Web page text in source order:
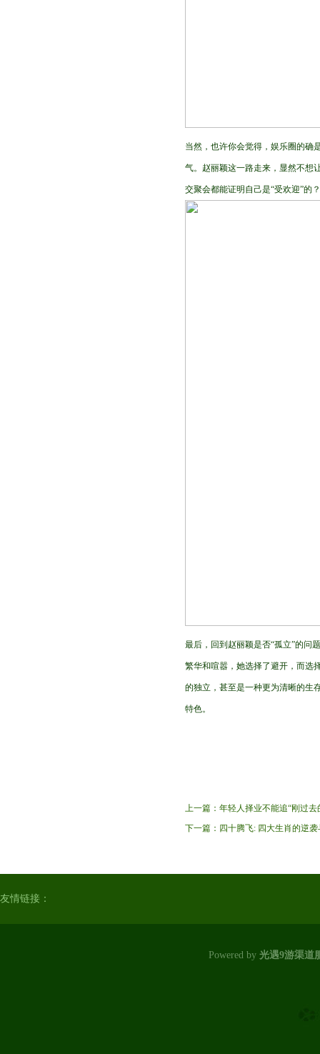
当然，也许你会觉得，娱乐圈的确
气。赵丽颖这一路走来，显然不想
交聚会都能证明自己是“受欢迎”的
最后，回到赵丽颖是否“孤立”的问
繁华和喧嚣，她选择了避开，而选
的独立，甚至是一种更为清晰的生
特色。
上一篇： 年轻人择业不能追“刚过去
下一篇： 四十腾飞: 四大生肖的逆
友情链接：
Powered by 光遇9游渠道